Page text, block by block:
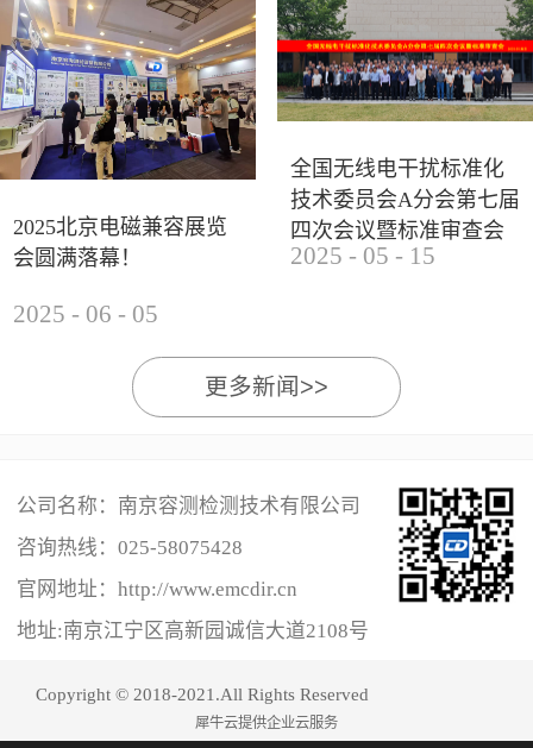
研讨及产品展示等多种形式，深入交流行业见解，踊
跃探索合作空间，为电磁兼容领域的高质量发展汇聚
了新动能。产品展示展会现场，公司展示了...
2025北京电磁兼容展览
会圆满落幕！
2025 - 06 - 05
全国无线电干扰标准化
技术委员会A分会第七届
四次会议暨标准审查会
成功举办
2025 - 05 - 15
更多新闻>>
公司名称：南京容测检测技术有限公司
咨询热线： 025-58075428
官网地址：http://www.emcdir.cn
地址:南京江宁区高新园诚信大道2108号
Copyright © 2018-2021.All Rights Reserved
犀牛云提供企业云服务